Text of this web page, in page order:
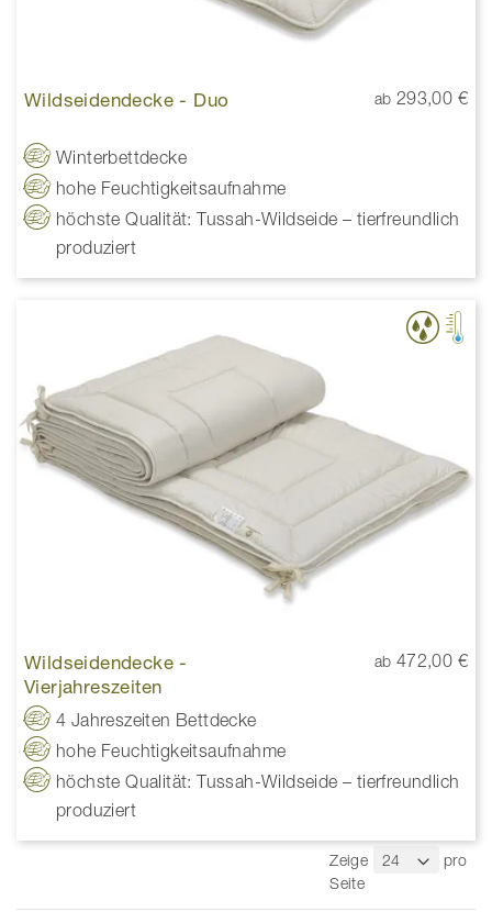
Wildseidendecke - Duo ab 293,00 €
Winterbettdecke
hohe Feuchtigkeitsaufnahme
höchste Qualität: Tussah-Wildseide – tierfreundlich
produziert
Wildseidendecke -
Vierjahreszeiten
ab 472,00 €
4 Jahreszeiten Bettdecke
hohe Feuchtigkeitsaufnahme
höchste Qualität: Tussah-Wildseide – tierfreundlich
produziert
Zeige
pro
Seite